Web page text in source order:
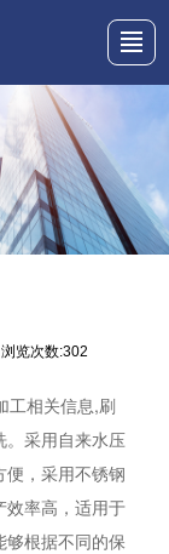
联系我们
浏览次数:302
工相关信息,刷
。采用自来水压
便，采用不锈钢
效率高，适用于
根据不同的保